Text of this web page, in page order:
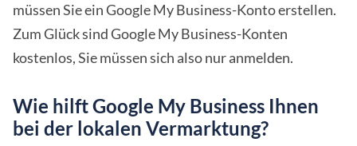
müssen Sie ein Google My Business-Konto erstellen.
Zum Glück sind Google My Business-Konten
kostenlos, Sie müssen sich also nur anmelden.
Wie hilft Google My Business Ihnen
bei der lokalen Vermarktung?